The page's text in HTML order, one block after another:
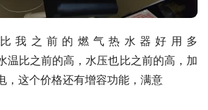
我之前的燃气热水器好用多
温比之前的高，水压也比之前的高，加
，这个价格还有增容功能，满意